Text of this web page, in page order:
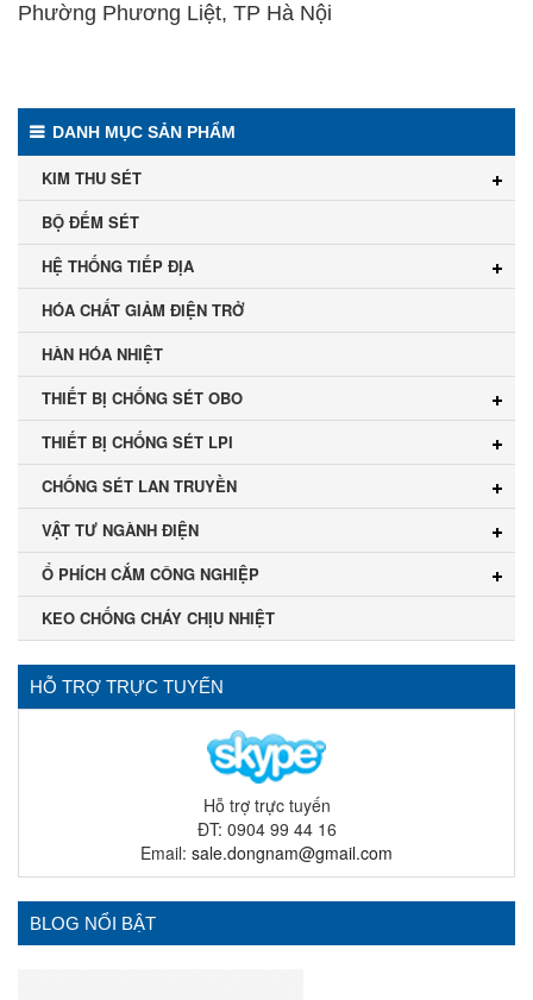
Phường Phương Liệt, TP Hà Nội
DANH MỤC SẢN PHẨM
KIM THU SÉT
BỘ ĐẾM SÉT
HỆ THỐNG TIẾP ĐỊA
HÓA CHẤT GIẢM ĐIỆN TRỞ
HÀN HÓA NHIỆT
THIẾT BỊ CHỐNG SÉT OBO
THIẾT BỊ CHỐNG SÉT LPI
CHỐNG SÉT LAN TRUYỀN
VẬT TƯ NGÀNH ĐIỆN
Ổ PHÍCH CẮM CÔNG NGHIỆP
KEO CHỐNG CHÁY CHỊU NHIỆT
HỖ TRỢ TRỰC TUYẾN
Hỗ trợ trực tuyến
ĐT: 0904 99 44 16
Email: sale.dongnam@gmail.com
BLOG NỔI BẬT